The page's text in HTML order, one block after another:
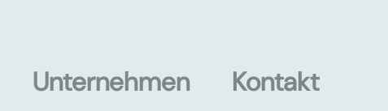
Unternehmen Kontakt